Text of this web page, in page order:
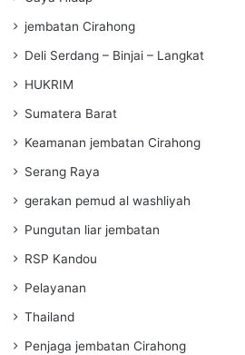
jembatan Cirahong
Deli Serdang – Binjai – Langkat
HUKRIM
Sumatera Barat
Keamanan jembatan Cirahong
Serang Raya
gerakan pemud al washliyah
Pungutan liar jembatan
RSP Kandou
Pelayanan
Thailand
Penjaga jembatan Cirahong